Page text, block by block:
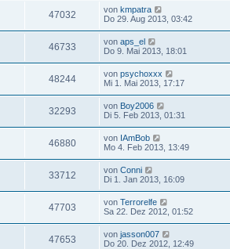
47032 von kmpatra
Do 29. Aug 2013, 03:42
46733 von aps_el
Do 9. Mai 2013, 18:01
48244 von psychoxxx
Mi 1. Mai 2013, 17:17
32293 von Boy2006
Di 5. Feb 2013, 01:31
46880 von IAmBob
Mo 4. Feb 2013, 13:49
33712 von Conni
Di 1. Jan 2013, 16:09
47703 von Terrorelfe
Sa 22. Dez 2012, 01:52
47653 von jasson007
Do 20. Dez 2012, 12:49